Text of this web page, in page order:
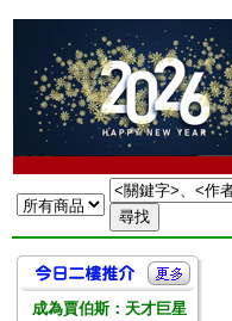
成為賈伯斯：天才巨星